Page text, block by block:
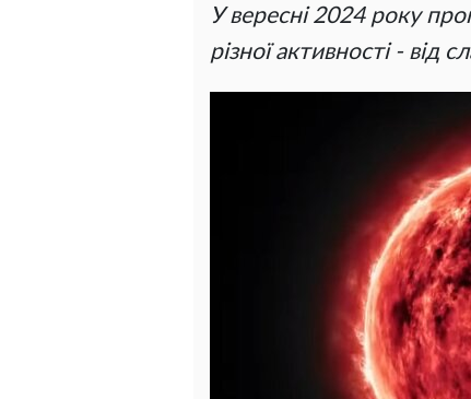
У вересні 2024 року
різної активності - від